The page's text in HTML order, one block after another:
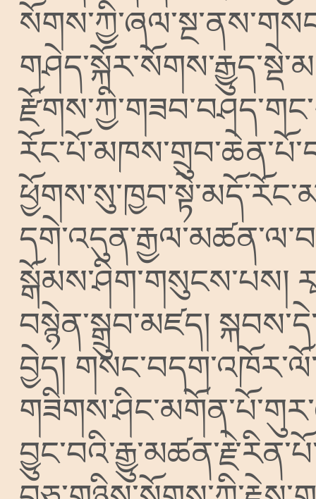
སྒོམས་ཤིག་གསུངས་པས།
བསྙེན་སྒྲུབ་མཛད།
བྱེད།